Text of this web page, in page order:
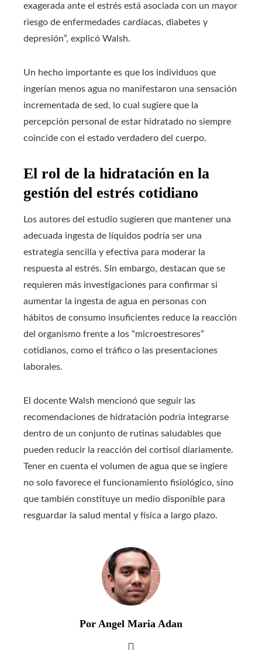
exagerada ante el estrés está asociada con un mayor
riesgo de enfermedades cardíacas, diabetes y
depresión”, explicó Walsh.
Un hecho importante es que los individuos que
ingerían menos agua no manifestaron una sensación
incrementada de sed, lo cual sugiere que la
percepción personal de estar hidratado no siempre
coincide con el estado verdadero del cuerpo.
El rol de la hidratación en la
gestión del estrés cotidiano
Los autores del estudio sugieren que mantener una
adecuada ingesta de líquidos podría ser una
estrategia sencilla y efectiva para moderar la
respuesta al estrés. Sin embargo, destacan que se
requieren más investigaciones para confirmar si
aumentar la ingesta de agua en personas con
hábitos de consumo insuficientes reduce la reacción
del organismo frente a los “microestresores”
cotidianos, como el tráfico o las presentaciones
laborales.
El docente Walsh mencionó que seguir las
recomendaciones de hidratación podría integrarse
dentro de un conjunto de rutinas saludables que
pueden reducir la reacción del cortisol diariamente.
Tener en cuenta el volumen de agua que se ingiere
no solo favorece el funcionamiento fisiológico, sino
que también constituye un medio disponible para
resguardar la salud mental y física a largo plazo.
Por Angel Maria Adan